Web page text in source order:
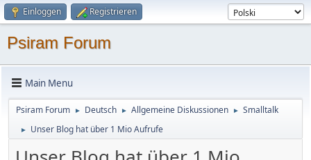
Einloggen Registrieren
Psiram Forum
Main Menu
Psiram Forum ► Deutsch ► Allgemeine Diskussionen ► Smalltalk
► Unser Blog hat über 1 Mio Aufrufe